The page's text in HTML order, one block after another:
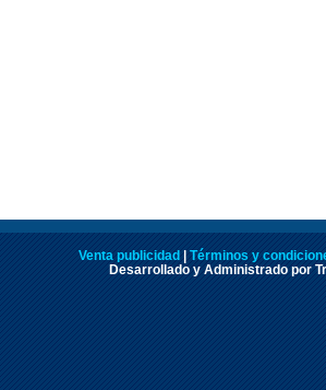
Venta publicidad
Términos y
Desarrollado y Administrado por